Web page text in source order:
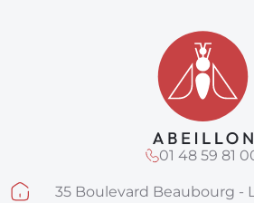
01 48 59 81
35 Boulevard Beaubourg -